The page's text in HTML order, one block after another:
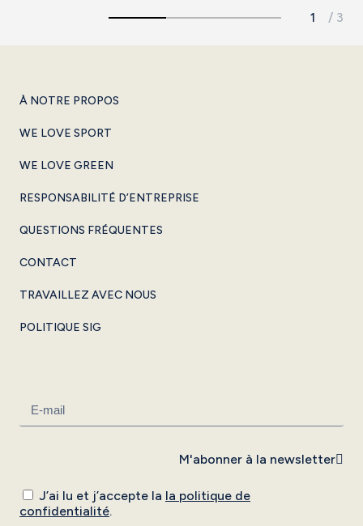
À NOTRE PROPOS
WE LOVE SPORT
WE LOVE GREEN
RESPONSABILITÉ D’ENTREPRISE
QUESTIONS FRÉQUENTES
CONTACT
TRAVAILLEZ AVEC NOUS
POLITIQUE SIG
J’ai lu et j’accepte la la politique de
confidentialité.
M'abonner à la newsletter